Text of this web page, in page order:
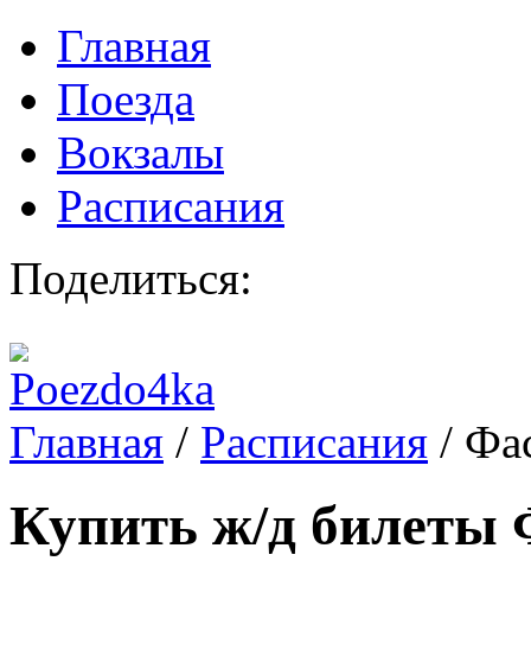
Главная
Поезда
Вокзалы
Расписания
Поделиться:
Главная / Расписания /
Купить ж/д билеты